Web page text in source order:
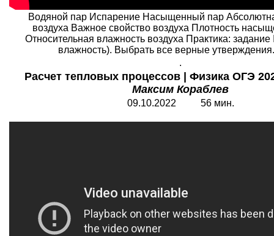
Водяной пар Испарение Насыщенный пар
воздуха Важное свойство воздуха Плотность
Относительная влажность воздуха Практика:
влажность). Выбрать все верные
.
Расчет тепловых процессов | Физика ОГЭ
Максим Кораблев
09.10.2022 56 мин.